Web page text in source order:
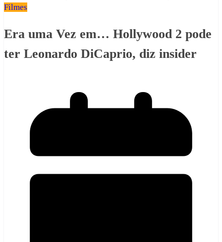
Filmes
Era uma Vez em… Hollywood 2 pode
ter Leonardo DiCaprio, diz insider